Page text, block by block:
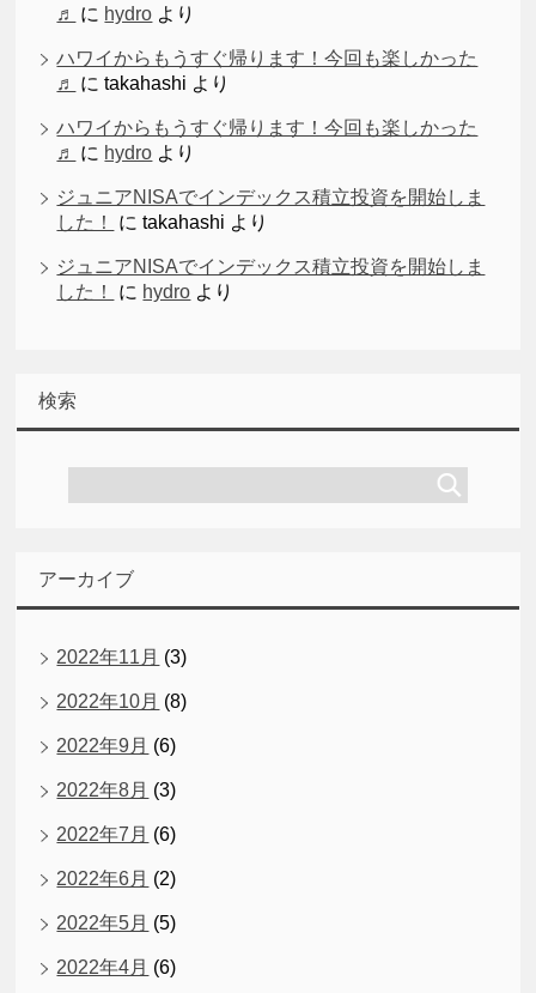
♬
に hydro より
ハワイからもうすぐ帰ります！今回も楽しかった
♬
にtakahashi より
ハワイからもうすぐ帰ります！今回も楽しかった
♬
に hydro より
ジュニアNISAでインデックス積立投資を開始しま
した！
にtakahashi より
ジュニアNISAでインデックス積立投資を開始しま
した！
に hydro より
検索
アーカイブ
2022年11月 (3)
2022年10月 (8)
2022年9月 (6)
2022年8月 (3)
2022年7月 (6)
2022年6月 (2)
2022年5月 (5)
2022年4月 (6)